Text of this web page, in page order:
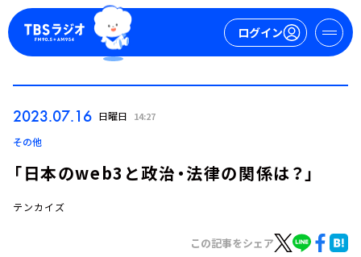
ログイン
2023.07.16 日曜日 14:27
その他
「日本のweb3と政治・法律の関係は？」
テンカイズ
この記事をシェア